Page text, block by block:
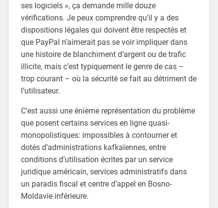
ses logiciels », ça demande mille douze
vérifications. Je peux comprendre qu’il y a des
dispositions légales qui doivent être respectés et
que PayPal n’aimerait pas se voir impliquer dans
une histoire de blanchiment d’argent ou de trafic
illicite, mais c’est typiquement le genre de cas –
trop courant – où la sécurité se fait au détriment de
l’utilisateur.
C’est aussi une énième représentation du problème
que posent certains services en ligne quasi-
monopolistiques: impossibles à contourner et
dotés d’administrations kafkaïennes, entre
conditions d’utilisation écrites par un service
juridique américain, services administratifs dans
un paradis fiscal et centre d’appel en Bosno-
Moldavie inférieure.